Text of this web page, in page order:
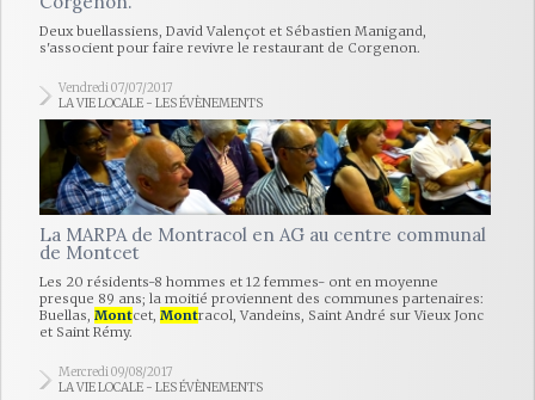
Deux buellassiens, David Valençot et Sébastien Manigand,
s'associent pour faire revivre le restaurant de Corgenon.
Vendredi 07/07/2017
LA VIE LOCALE - LES ÉVÈNEMENTS
La MARPA de Montracol en AG au centre communal
de Montcet
Les 20 résidents-8 hommes et 12 femmes- ont en moyenne
presque 89 ans; la moitié proviennent des communes partenaires:
Buellas, Montcet, Montracol, Vandeins, Saint André sur Vieux Jonc
et Saint Rémy.
Mercredi 09/08/2017
LA VIE LOCALE - LES ÉVÈNEMENTS